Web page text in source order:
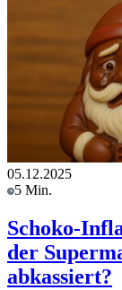
05.12.2025
5 Min.
Schoko-
der
abkassiert?